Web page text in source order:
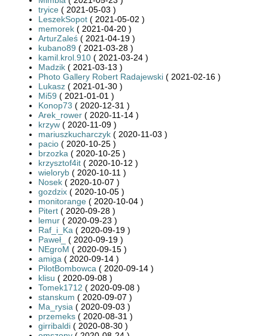
tryice ( 2021-05-03 )
LeszekSopot ( 2021-05-02 )
memorek ( 2021-04-20 )
ArturZaleś ( 2021-04-19 )
kubano89 ( 2021-03-28 )
kamil.krol.910 ( 2021-03-24 )
Madzik ( 2021-03-13 )
Photo Gallery Robert Radajewski ( 2021-02-16 )
Lukasz ( 2021-01-30 )
Mi59 ( 2021-01-01 )
Konop73 ( 2020-12-31 )
Arek_rower ( 2020-11-14 )
krzyw ( 2020-11-09 )
mariuszkucharczyk ( 2020-11-03 )
pacio ( 2020-10-25 )
brzozka ( 2020-10-25 )
krzysztof4it ( 2020-10-12 )
wieloryb ( 2020-10-11 )
Nosek ( 2020-10-07 )
gozdzix ( 2020-10-05 )
monitorange ( 2020-10-04 )
Pitert ( 2020-09-28 )
lemur ( 2020-09-23 )
Raf_i_Ka ( 2020-09-19 )
Paweł_
( 2020-09-19 )
NEgroM ( 2020-09-15 )
amiga ( 2020-09-14 )
PilotBombowca ( 2020-09-14 )
klisu ( 2020-09-08 )
Tomek1712 ( 2020-09-08 )
stanskum ( 2020-09-07 )
Ma_rysia ( 2020-09-03 )
przemeks ( 2020-08-31 )
girribaldi ( 2020-08-30 )